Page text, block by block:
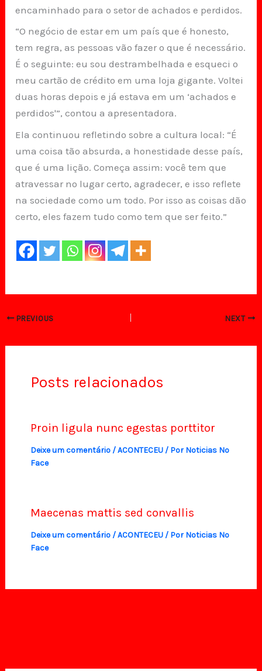
encaminhado para o setor de achados e perdidos.
“O negócio de estar em um país que é honesto,
tem regra, as pessoas vão fazer o que é necessário.
É o seguinte: eu sou destrambelhada e esqueci o
meu cartão de crédito em uma loja gigante. Voltei
duas horas depois e já estava em um ‘achados e
perdidos'”, contou a apresentadora.
Ela continuou refletindo sobre a cultura local: “É
uma coisa tão absurda, a honestidade desse país,
que é uma lição. Começa assim: você tem que
atravessar no lugar certo, agradecer, e isso reflete
na sociedade como um todo. Por isso as coisas dão
certo, eles fazem tudo como tem que ser feito.”
PREVIOUS NEXT
Posts relacionados
Proin ligula nunc egestas porttitor
Deixe um comentário /ACONTECEU/ Por Noticias No
Face
Maecenas mattis sed convallis
Deixe um comentário /ACONTECEU/ Por Noticias No
Face